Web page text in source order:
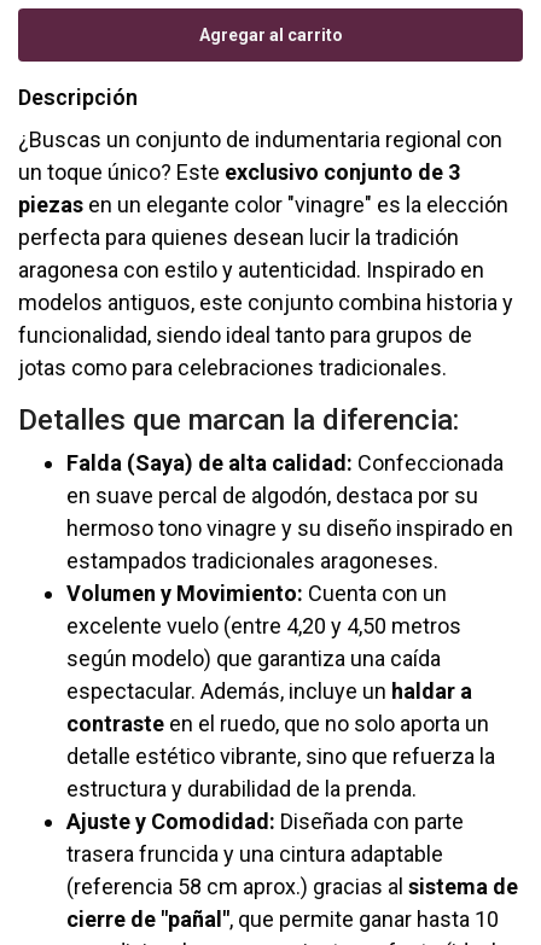
Descripción
¿Buscas un conjunto de indumentaria regional con
un toque único? Este exclusivo conjunto de 3
piezas en un elegante color "vinagre" es la elección
perfecta para quienes desean lucir la tradición
aragonesa con estilo y autenticidad. Inspirado en
modelos antiguos, este conjunto combina historia y
funcionalidad, siendo ideal tanto para grupos de
jotas como para celebraciones tradicionales.
Detalles que marcan la diferencia:
Falda (Saya) de alta calidad: Confeccionada
en suave percal de algodón, destaca por su
hermoso tono vinagre y su diseño inspirado en
estampados tradicionales aragoneses.
Volumen y Movimiento: Cuenta con un
excelente vuelo (entre 4,20 y 4,50 metros
según modelo) que garantiza una caída
espectacular. Además, incluye un haldar a
contraste en el ruedo, que no solo aporta un
detalle estético vibrante, sino que refuerza la
estructura y durabilidad de la prenda.
Ajuste y Comodidad: Diseñada con parte
trasera fruncida y una cintura adaptable
(referencia 58 cm aprox.) gracias al sistema de
cierre de "pañal", que permite ganar hasta 10